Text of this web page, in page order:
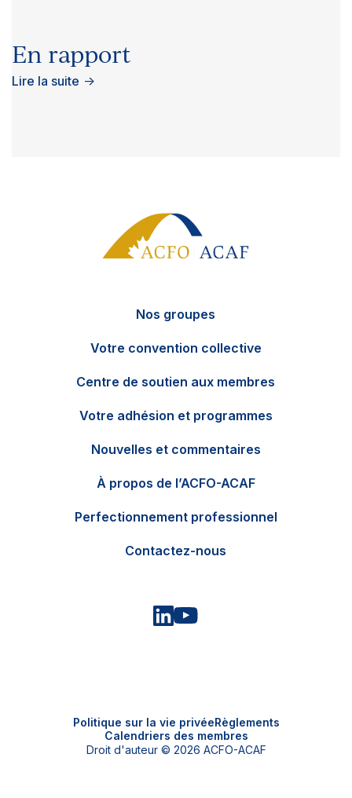
ENContactez-nous
En rapport
Lire la suite →
Nos groupes
Votre convention collective
Centre de soutien aux membres
Votre adhésion et programmes
Nouvelles et commentaires
À propos de l’ACFO-ACAF
Perfectionnement professionnel
Contactez-nous
Droit d'auteur © 2026 ACFO-ACAF
Politique sur la vie privéeRèglements
Calendriers des membres